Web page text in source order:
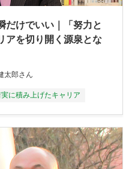
だけでいい｜「努力と
アを切り開く源泉とな
太郎さん
に積み上げたキャリア